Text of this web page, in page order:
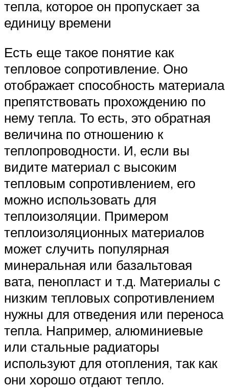
тепла, которое он пропускает за
единицу времени
Есть еще такое понятие как
тепловое сопротивление. Оно
отображает способность материала
препятствовать прохождению по
нему тепла. То есть, это обратная
величина по отношению к
теплопроводности. И, если вы
видите материал с высоким
тепловым сопротивлением, его
можно использовать для
теплоизоляции. Примером
теплоизоляционных материалов
может случить популярная
минеральная или базальтовая
вата, пенопласт и т.д. Материалы с
низким тепловых сопротивлением
нужны для отведения или переноса
тепла. Например, алюминиевые
или стальные радиаторы
используют для отопления, так как
они хорошо отдают тепло.